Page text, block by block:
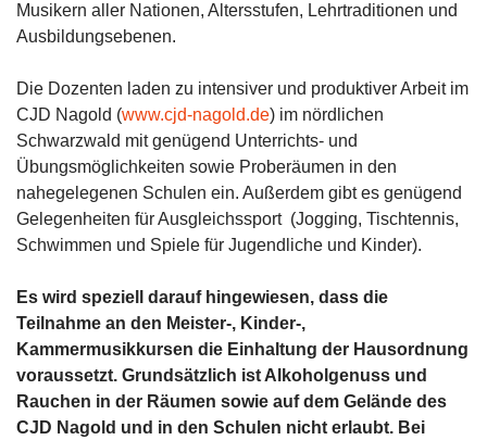
Musikern aller Nationen, Altersstufen, Lehrtraditionen und
Ausbildungsebenen.
Die Dozenten laden zu intensiver und produktiver Arbeit im
CJD Nagold (www.cjd-nagold.de) im nördlichen
Schwarzwald mit genügend Unterrichts- und
Übungsmöglichkeiten sowie Proberäumen in den
nahegelegenen Schulen ein. Außerdem gibt es genügend
Gelegenheiten für Ausgleichssport (Jogging, Tischtennis,
Schwimmen und Spiele für Jugendliche und Kinder).
Es wird speziell darauf hingewiesen, dass die
Teilnahme an den Meister-, Kinder-,
Kammermusikkursen die Einhaltung der Hausordnung
voraussetzt. Grundsätzlich ist Alkoholgenuss und
Rauchen in der Räumen sowie auf dem Gelände des
CJD Nagold und in den Schulen nicht erlaubt. Bei